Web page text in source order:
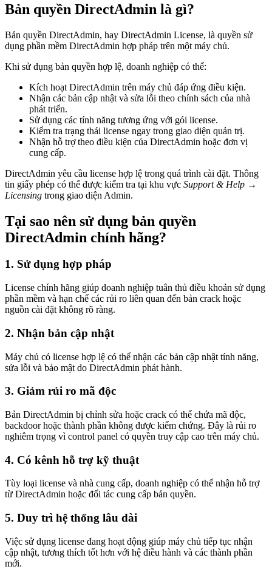
Bản quyền DirectAdmin là gì?
Bản quyền DirectAdmin, hay DirectAdmin License, là quyền sử
dụng phần mềm DirectAdmin hợp pháp trên một máy chủ.
Khi sử dụng bản quyền hợp lệ, doanh nghiệp có thể:
Kích hoạt DirectAdmin trên máy chủ đáp ứng điều kiện.
Nhận các bản cập nhật và sửa lỗi theo chính sách của nhà
phát triển.
Sử dụng các tính năng tương ứng với gói license.
Kiểm tra trạng thái license ngay trong giao diện quản trị.
Nhận hỗ trợ theo điều kiện của DirectAdmin hoặc đơn vị
cung cấp.
DirectAdmin yêu cầu license hợp lệ trong quá trình cài đặt. Thông
tin giấy phép có thể được kiểm tra tại khu vực Support & Help →
Licensing trong giao diện Admin.
Tại sao nên sử dụng bản quyền
DirectAdmin chính hãng?
1. Sử dụng hợp pháp
License chính hãng giúp doanh nghiệp tuân thủ điều khoản sử dụng
phần mềm và hạn chế các rủi ro liên quan đến bản crack hoặc
nguồn cài đặt không rõ ràng.
2. Nhận bản cập nhật
Máy chủ có license hợp lệ có thể nhận các bản cập nhật tính năng,
sửa lỗi và bảo mật do DirectAdmin phát hành.
3. Giảm rủi ro mã độc
Bản DirectAdmin bị chỉnh sửa hoặc crack có thể chứa mã độc,
backdoor hoặc thành phần không được kiểm chứng. Đây là rủi ro
nghiêm trọng vì control panel có quyền truy cập cao trên máy chủ.
4. Có kênh hỗ trợ kỹ thuật
Tùy loại license và nhà cung cấp, doanh nghiệp có thể nhận hỗ trợ
từ DirectAdmin hoặc đối tác cung cấp bản quyền.
5. Duy trì hệ thống lâu dài
Việc sử dụng license đang hoạt động giúp máy chủ tiếp tục nhận
cập nhật, tương thích tốt hơn với hệ điều hành và các thành phần
mới.